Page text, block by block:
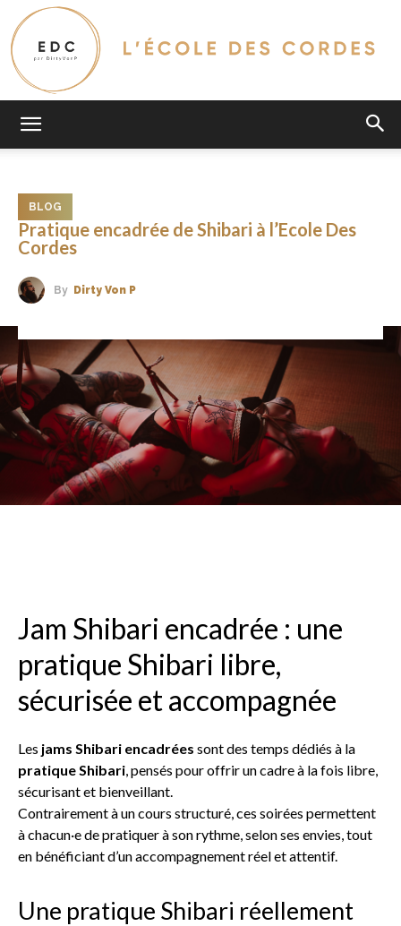
Des
BLOG
Pratique encadrée de Shibari à l’Ecole Des
Cordes
By Dirty Von P
Jam Shibari encadrée : une
pratique Shibari libre,
sécurisée et accompagnée
Les jams Shibari encadrées sont des temps dédiés à la
pratique Shibari, pensés pour offrir un cadre à la fois libre,
sécurisant et bienveillant.
Contrairement à un cours structuré, ces soirées permettent
à chacun·e de pratiquer à son rythme, selon ses envies, tout
en bénéficiant d’un accompagnement réel et attentif.
Une pratique Shibari réellement